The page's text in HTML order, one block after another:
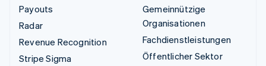
Payouts
Radar
Revenue Recognition
Stripe Sigma
Gemeinnützige
Organisationen
Fachdienstleistungen
Öffentlicher Sektor